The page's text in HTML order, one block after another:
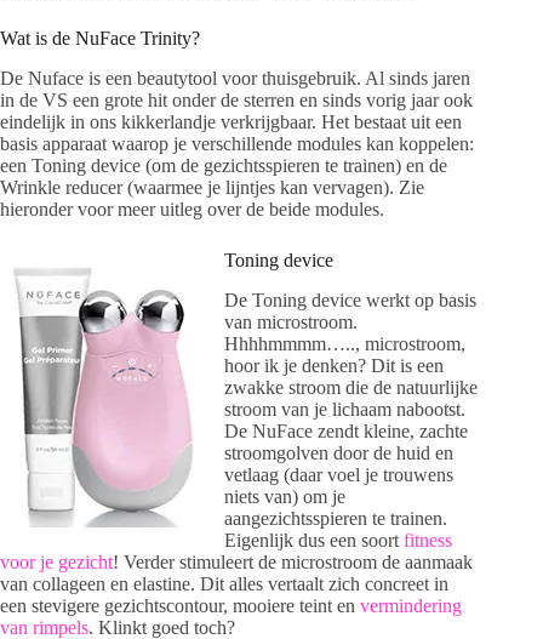
Wat is de NuFace Trinity?
De Nuface is een beautytool voor thuisgebruik. Al sinds jaren
in de VS een grote hit onder de sterren en sinds vorig jaar ook
eindelijk in ons kikkerlandje verkrijgbaar. Het bestaat uit een
basis apparaat waarop je verschillende modules kan koppelen:
een Toning device (om de gezichtsspieren te trainen) en de
Wrinkle reducer (waarmee je lijntjes kan vervagen). Zie
hieronder voor meer uitleg over de beide modules.
Toning device
De Toning device werkt op basis
van microstroom.
Hhhhmmmm….., microstroom,
hoor ik je denken? Dit is een
zwakke stroom die de natuurlijke
stroom van je lichaam nabootst.
De NuFace zendt kleine, zachte
stroomgolven door de huid en
vetlaag (daar voel je trouwens
niets van) om je
aangezichtsspieren te trainen.
Eigenlijk dus een soort fitness
voor je gezicht! Verder stimuleert de microstroom de aanmaak
van collageen en elastine. Dit alles vertaalt zich concreet in
een stevigere gezichtscontour, mooiere teint en vermindering
van rimpels. Klinkt goed toch?